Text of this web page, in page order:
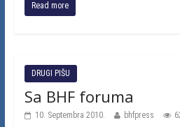
Read more
DRUGI PIŠU
Sa BHF foruma
10. Septembra 2010. bhfpress